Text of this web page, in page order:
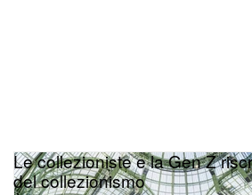
Le collezioniste e la Gen Z
del collezionismo